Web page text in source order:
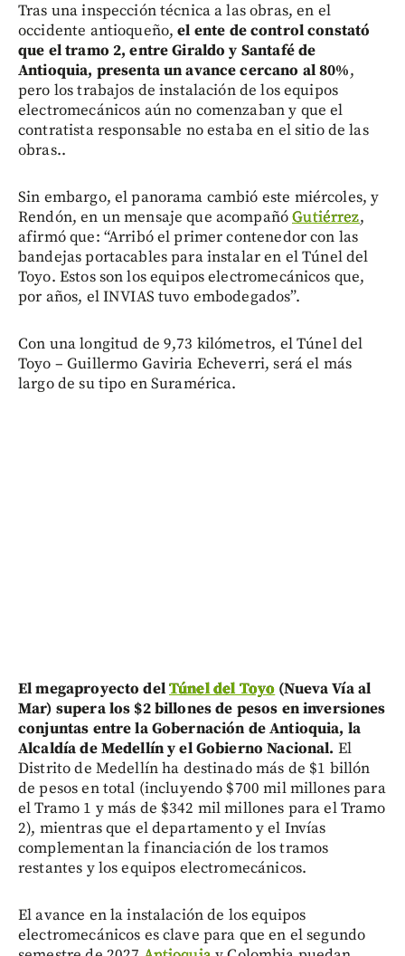
Tras una inspección técnica a las obras, en el
occidente antioqueño,el ente de control constató
que el tramo 2, entre Giraldo y Santafé de
Antioquia, presenta un avance cercano al 80%,
pero los trabajos de instalación de los equipos
electromecánicos aún no comenzaban y que el
contratista responsable no estaba en el sitio de las
obras..
Sin embargo, el panorama cambió este miércoles, y
Rendón, en un mensaje que acompañóGutiérrez,
afirmó que: “Arribó el primer contenedor con las
bandejas portacables para instalar en el Túnel del
Toyo. Estos son los equipos electromecánicos que,
por años, el INVIAS tuvo embodegados”.
Con una longitud de 9,73 kilómetros, el Túnel del
Toyo – Guillermo Gaviria Echeverri, será el más
largo de su tipo en Suramérica.
El megaproyecto delTúnel del Toyo (Nueva Vía al
Mar) supera los $2 billones de pesos en inversiones
conjuntas entre la Gobernación de Antioquia, la
Alcaldía de Medellín y el Gobierno Nacional. El
Distrito de Medellín ha destinado más de $1 billón
de pesos en total (incluyendo $700 mil millones para
el Tramo 1 y más de $342 mil millones para el Tramo
2), mientras que el departamento y el Invías
complementan la financiación de los tramos
restantes y los equipos electromecánicos.
El avance en la instalación de los equipos
electromecánicos es clave para que en el segundo